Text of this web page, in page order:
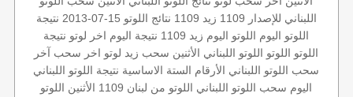
اللبناني للإصدار 1109
زيد 1109 نتائج اللوتو 15-07-2013
نتيجة
اللوتو اليوم اللوتو اليوم زيد 1109 نتيجة اليوم اخر لوتو نتيجة
اللوتو اللوتو اللوتو اللبناني الأثنين سحب زيد لوتو اخر سحب آخر
سحب اللوتو اللبناني الأرقام الستة الاساسية نتيجة اللوتو اللبناني
اليوم سحب اللوتو اللبناني اللوتو من لبنان 1109 الأثنين
اللوتو